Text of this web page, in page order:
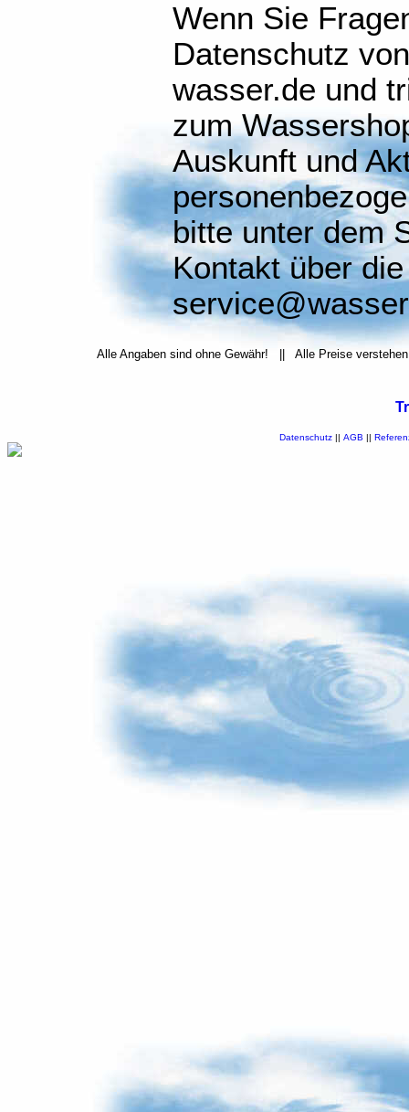
Wenn Sie
Datenschutz
wasser.de und
zum
Auskunft und
bitte unter dem
Kontakt über
Alle Angaben sind ohne Gewähr! || Alle Preise
Datenschutz|| AGB ||